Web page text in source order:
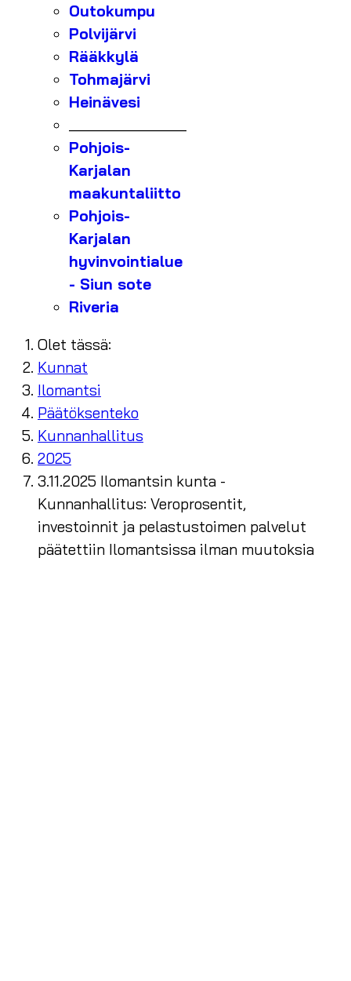
Outokumpu
Polvijärvi
Rääkkylä
Tohmajärvi
Heinävesi
Pohjois-
Karjalan
maakuntaliitto
Pohjois-
Karjalan
hyvinvointialue
- Siun sote
Riveria
Olet tässä:
Kunnat
Ilomantsi
Päätöksenteko
Kunnanhallitus
2025
3.11.2025 Ilomantsin kunta -
Kunnanhallitus: Veroprosentit,
investoinnit ja pelastustoimen palvelut
päätettiin Ilomantsissa ilman muutoksia